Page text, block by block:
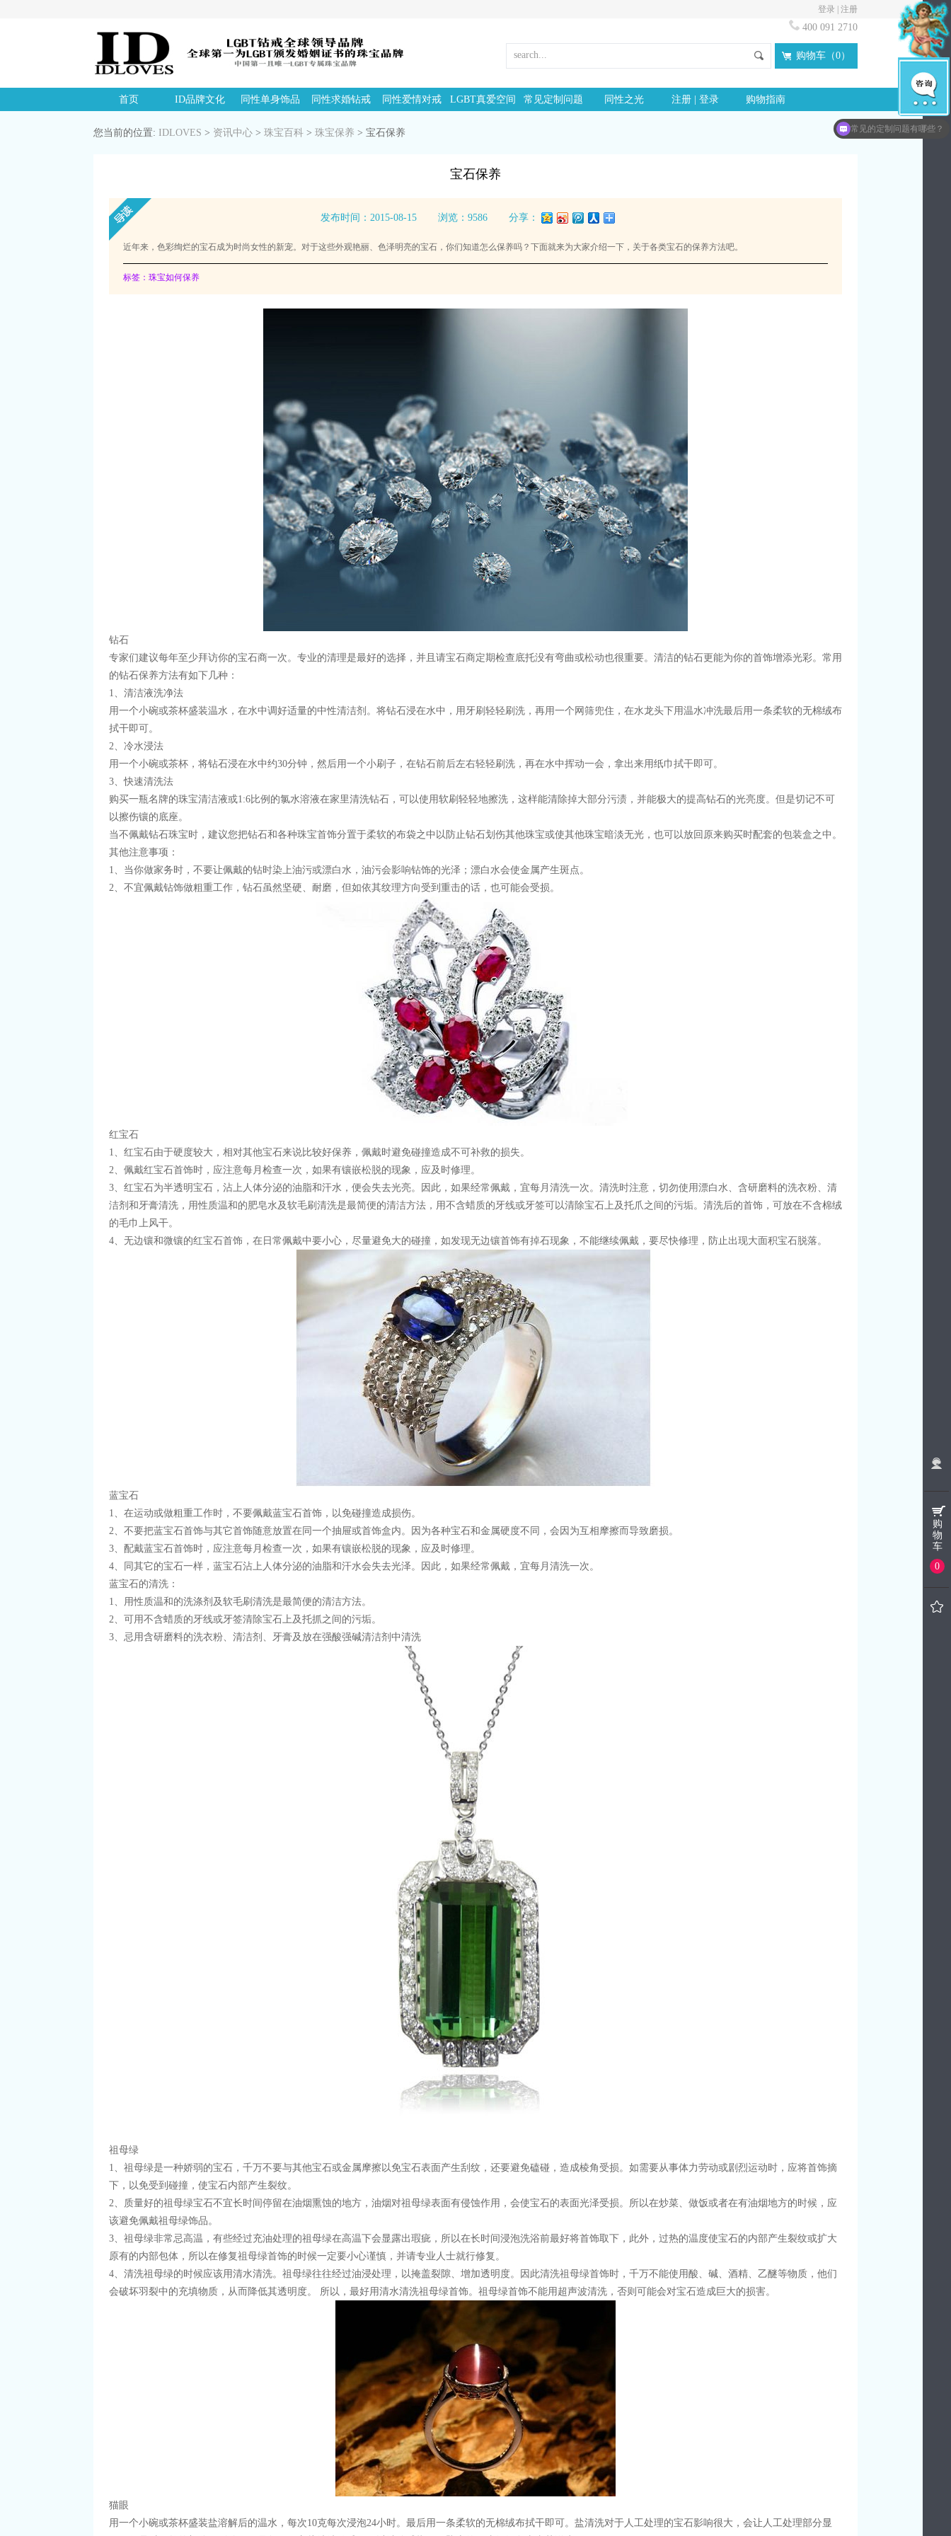
登录 注册
400 091 2710
购物车（0）
首页 ID品牌文化 同性单身饰品 同性求婚钻戒 同性爱情对戒 LGBT真爱空间 常见定制问题 同性之光 注册 | 登录 购物指南
您当前的位置: IDLOVES > 资讯中心 > 珠宝百科 > 珠宝保养 > 宝石保养
宝石保养
发布时间：2015-08-15 浏览：9586 分享：
近年来，色彩绚烂的宝石成为时尚女性的新宠。对于这些外观艳丽、色泽明亮的宝石，你们知道怎么保养吗？下面就来为大家介绍一下，关于各类宝石的保养方法吧。
标签：珠宝如何保养
钻石
专家们建议每年至少拜访你的宝石商一次。专业的清理是最好的选择，并且请宝石商定期检查底托没有弯曲或松动也很重要。清洁的钻石更能为你的首饰增添光彩。常用
的钻石保养方法有如下几种：
1、清洁液洗净法
用一个小碗或茶杯盛装温水，在水中调好适量的中性清洁剂。将钻石浸在水中，用牙刷轻轻刷洗，再用一个网筛兜住，在水龙头下用温水冲洗最后用一条柔软的无棉绒布
拭干即可。
2、冷水浸法
用一个小碗或茶杯，将钻石浸在水中约30分钟，然后用一个小刷子，在钻石前后左右轻轻刷洗，再在水中挥动一会，拿出来用纸巾拭干即可。
3、快速清洗法
购买一瓶名牌的珠宝清洁液或1:6比例的氯水溶液在家里清洗钻石，可以使用软刷轻轻地擦洗，这样能清除掉大部分污渍，并能极大的提高钻石的光亮度。但是切记不可
以擦伤镶的底座。
当不佩戴钻石珠宝时，建议您把钻石和各种珠宝首饰分置于柔软的布袋之中以防止钻石划伤其他珠宝或使其他珠宝暗淡无光，也可以放回原来购买时配套的包装盒之中。
其他注意事项：
1、当你做家务时，不要让佩戴的钻时染上油污或漂白水，油污会影响钻饰的光泽；漂白水会使金属产生斑点。
2、不宜佩戴钻饰做粗重工作，钻石虽然坚硬、耐磨，但如依其纹理方向受到重击的话，也可能会受损。
红宝石
1、红宝石由于硬度较大，相对其他宝石来说比较好保养，佩戴时避免碰撞造成不可补救的损失。
2、佩戴红宝石首饰时，应注意每月检查一次，如果有镶嵌松脱的现象，应及时修理。
3、红宝石为半透明宝石，沾上人体分泌的油脂和汗水，便会失去光亮。因此，如果经常佩戴，宜每月清洗一次。清洗时注意，切勿使用漂白水、含研磨料的洗衣粉、清
洁剂和牙膏清洗，用性质温和的肥皂水及软毛刷清洗是最简便的清洁方法，用不含蜡质的牙线或牙签可以清除宝石上及托爪之间的污垢。清洗后的首饰，可放在不含棉绒
的毛巾上风干。
4、无边镶和微镶的红宝石首饰，在日常佩戴中要小心，尽量避免大的碰撞，如发现无边镶首饰有掉石现象，不能继续佩戴，要尽快修理，防止出现大面积宝石脱落。
蓝宝石
1、在运动或做粗重工作时，不要佩戴蓝宝石首饰，以免碰撞造成损伤。
2、不要把蓝宝石首饰与其它首饰随意放置在同一个抽屉或首饰盒内。因为各种宝石和金属硬度不同，会因为互相摩擦而导致磨损。
3、配戴蓝宝石首饰时，应注意每月检查一次，如果有镶嵌松脱的现象，应及时修理。
4、同其它的宝石一样，蓝宝石沾上人体分泌的油脂和汗水会失去光泽。因此，如果经常佩戴，宜每月清洗一次。
蓝宝石的清洗：
1、用性质温和的洗涤剂及软毛刷清洗是最简便的清洁方法。
2、可用不含蜡质的牙线或牙签清除宝石上及托抓之间的污垢。
3、忌用含研磨料的洗衣粉、清洁剂、牙膏及放在强酸强碱清洁剂中清洗
祖母绿
1、祖母绿是一种娇弱的宝石，千万不要与其他宝石或金属摩擦以免宝石表面产生刮纹，还要避免磕碰，造成棱角受损。如需要从事体力劳动或剧烈运动时，应将首饰摘
下，以免受到碰撞，使宝石内部产生裂纹。
2、质量好的祖母绿宝石不宜长时间停留在油烟熏蚀的地方，油烟对祖母绿表面有侵蚀作用，会使宝石的表面光泽受损。所以在炒菜、做饭或者在有油烟地方的时候，应
该避免佩戴祖母绿饰品。
3、祖母绿非常忌高温，有些经过充油处理的祖母绿在高温下会显露出瑕疵，所以在长时间浸泡洗浴前最好将首饰取下，此外，过热的温度使宝石的内部产生裂纹或扩大
原有的内部包体，所以在修复祖母绿首饰的时候一定要小心谨慎，并请专业人士就行修复。
4、清洗祖母绿的时候应该用清水清洗。祖母绿往往经过油浸处理，以掩盖裂隙、增加透明度。因此清洗祖母绿首饰时，千万不能使用酸、碱、酒精、乙醚等物质，他们
会破坏羽裂中的充填物质，从而降低其透明度。 所以，最好用清水清洗祖母绿首饰。祖母绿首饰不能用超声波清洗，否则可能会对宝石造成巨大的损害。
猫眼
用一个小碗或茶杯盛装盐溶解后的温水，每次10克每次浸泡24小时。最后用一条柔软的无棉绒布拭干即可。盐清洗对于人工处理的宝石影响很大，会让人工处理部分显
购
物
车
0
常见的定制问题有哪些？
想了解更多idloves信息？